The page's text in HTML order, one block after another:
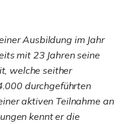
Ausbildung im Jahr
mit 23 Jahren seine
welche seither
durchgeführten
aktiven Teilnahme an
kennt er die